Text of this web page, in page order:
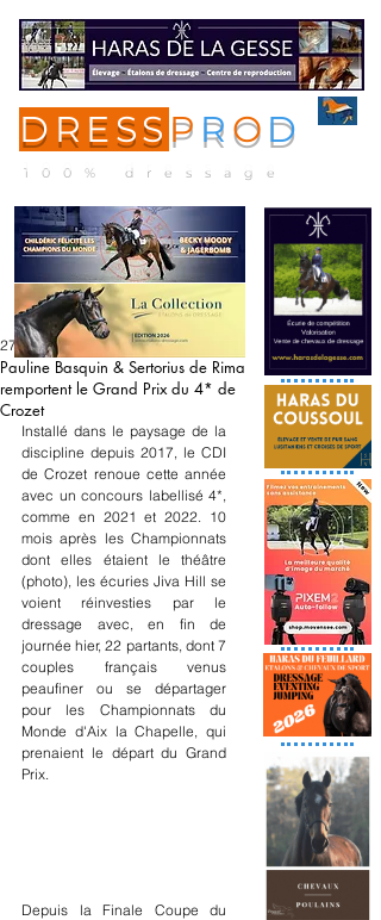
DRESS P R O D
100% dressage
Pauline Basquin & Sertorius de Rima
remportent le Grand Prix du 4* de
Crozet
27 juin
Installé dans le paysage de la
discipline depuis 2017, le CDI
de Crozet renoue cette année
avec un concours labellisé 4*,
comme en 2021 et 2022. 10
mois après les Championnats
dont elles étaient le théâtre
(photo), les écuries Jiva Hill se
voient réinvesties par le
dressage avec, en fin de
journée hier, 22 partants, dont 7
couples français venus
peaufiner ou se départager
pour les Championnats du
Monde d'Aix la Chapelle, qui
prenaient le départ du Grand
Prix.
Depuis la Finale Coupe du